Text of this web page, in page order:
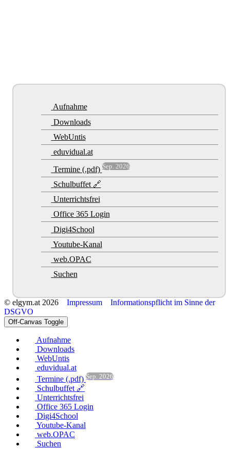
Aufnahme
Downloads
WebUntis
eduvidual.at
Termine (.pdf) Sep. 2026
Schulbuffet 🔗
Unterrichtsfrei
Office 365 Login
Digi4School
Youtube-Kanal
web.OPAC
Suchen
© elgym.at 2026 Impressum
Informationspflicht im Sinne der
DSGVO
Off-Canvas Toggle
Aufnahme
Downloads
WebUntis
eduvidual.at
Termine (.pdf) Sep. 2026
Schulbuffet 🔗
Unterrichtsfrei
Office 365 Login
Digi4School
Youtube-Kanal
web.OPAC
Suchen